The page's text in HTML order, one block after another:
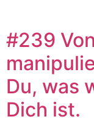
#239
Du, was
Dich ist.